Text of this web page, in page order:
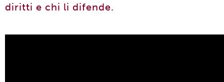
diritti e chi li difende.